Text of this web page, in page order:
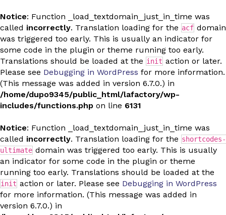
Notice: Function _load_textdomain_just_in_time was
called incorrectly. Translation loading for the acf domain
was triggered too early. This is usually an indicator for
some code in the plugin or theme running too early.
Translations should be loaded at the init action or later.
Please see Debugging in WordPress for more information.
(This message was added in version 6.7.0.) in
/home/dupo9345/public_html/lafactory/wp-
includes/functions.php on line 6131
Notice: Function _load_textdomain_just_in_time was
called incorrectly. Translation loading for the shortcodes-
ultimate domain was triggered too early. This is usually
an indicator for some code in the plugin or theme
running too early. Translations should be loaded at the
init action or later. Please see Debugging in WordPress
for more information. (This message was added in
version 6.7.0.) in